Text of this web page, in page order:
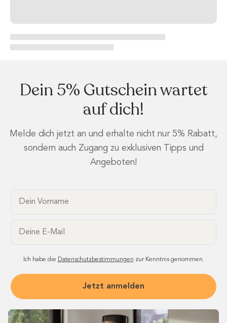
Dein 5% Gutschein wartet
auf dich!
Melde dich jetzt an und erhalte nicht nur 5% Rabatt,
sondern auch Zugang zu exklusiven Tipps und
Angeboten!
Ich habe die Datenschutzbestimmungen zur Kenntnis genommen.
Jetzt anmelden